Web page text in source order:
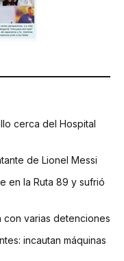
cerca del Hospital
de Lionel Messi
en la Ruta 89 y sufrió
con varias detenciones
incautan máquinas